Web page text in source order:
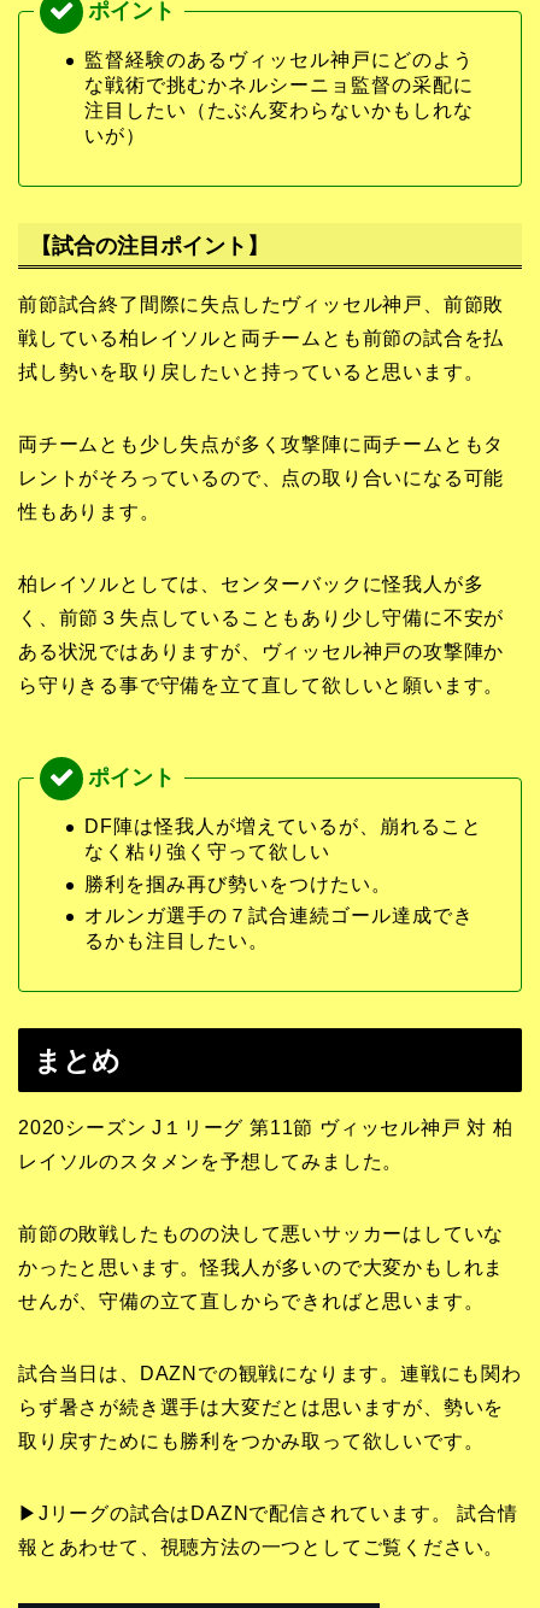
監督経験のあるヴィッセル神戸にどのよう
な戦術で挑むかネルシーニョ監督の采配に
注目したい（たぶん変わらないかもしれな
いが）
【試合の注目ポイント】
前節試合終了間際に失点したヴィッセル神戸、前節敗
戦している柏レイソルと両チームとも前節の試合を払
拭し勢いを取り戻したいと持っていると思います。
両チームとも少し失点が多く攻撃陣に両チームともタ
レントがそろっているので、点の取り合いになる可能
性もあります。
柏レイソルとしては、センターバックに怪我人が多
く、前節３失点していることもあり少し守備に不安が
ある状況ではありますが、ヴィッセル神戸の攻撃陣か
ら守りきる事で守備を立て直して欲しいと願います。
DF陣は怪我人が増えているが、崩れること
なく粘り強く守って欲しい
勝利を掴み再び勢いをつけたい。
オルンガ選手の７試合連続ゴール達成でき
るかも注目したい。
まとめ
2020シーズン J１リーグ 第11節 ヴィッセル神戸 対 柏
レイソルのスタメンを予想してみました。
前節の敗戦したものの決して悪いサッカーはしていな
かったと思います。怪我人が多いので大変かもしれま
せんが、守備の立て直しからできればと思います。
試合当日は、DAZNでの観戦になります。連戦にも関わ
らず暑さが続き選手は大変だとは思いますが、勢いを
取り戻すためにも勝利をつかみ取って欲しいです。
▶Jリーグの試合はDAZNで配信されています。 試合情
報とあわせて、視聴方法の一つとしてご覧ください。